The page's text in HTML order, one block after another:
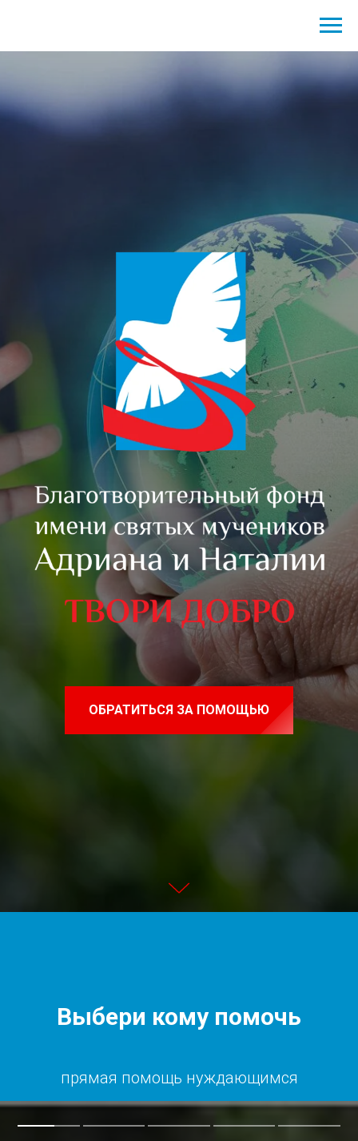
ОБРАТИТЬСЯ ЗА ПОМОЩЬЮ
Выбери кому помочь
прямая помощь нуждающимся